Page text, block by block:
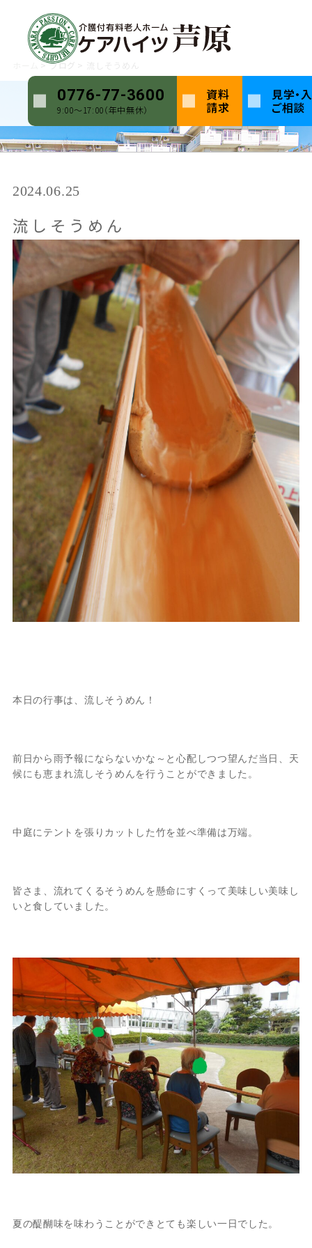
0776-77-3600
9:00〜17:00（年中無休）
資料
請求
見学・
ご相談
ブログ
2024.06.25
流しそうめん
本日の行事は、流しそうめん！
前日から雨予報にならないかな～と心配しつつ望んだ当日、天
候にも恵まれ流しそうめんを行うことができました。
中庭にテントを張りカットした竹を並べ準備は万端。
皆さま、流れてくるそうめんを懸命にすくって美味しい美味し
いと食していました。
夏の醍醐味を味わうことができとても楽しい一日でした。